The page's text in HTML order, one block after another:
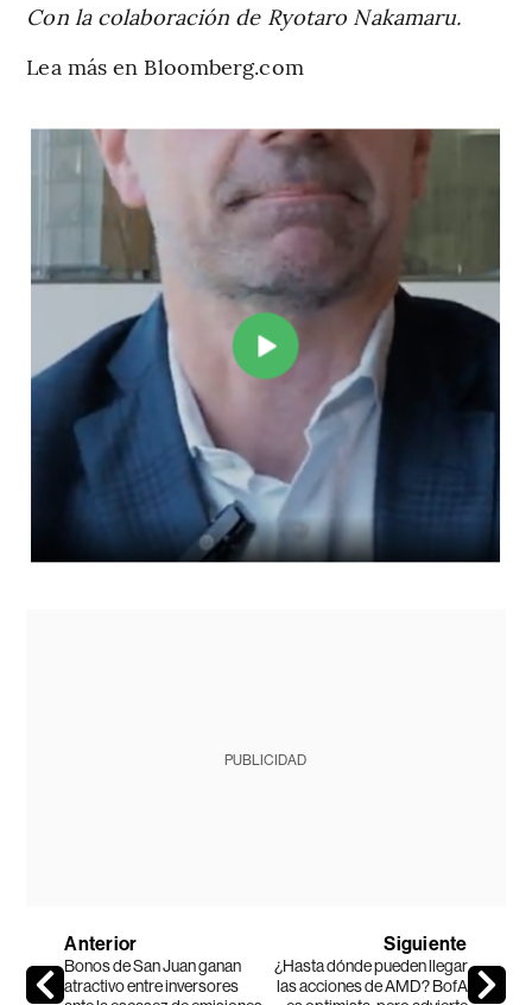
Con la colaboración de Ryotaro Nakamaru.
Lea más en Bloomberg.com
PUBLICIDAD
Anterior
Bonos de San Juan ganan
atractivo entre inversores
Siguiente
¿Hasta dónde pueden llegar
las acciones de AMD? BofA